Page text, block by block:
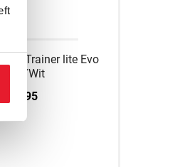
Trainer lite Evo
Zwart/Wit
€74.95